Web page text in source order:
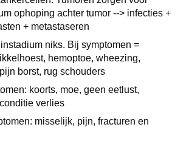
ophoping achter tumor --> infecties +
+ metastaseren
niks. Bij symptomen =
hemoptoe, wheezing,
borst, rug schouders
koorts, moe, geen eetlust,
verlies
misselijk, pijn, fracturen en